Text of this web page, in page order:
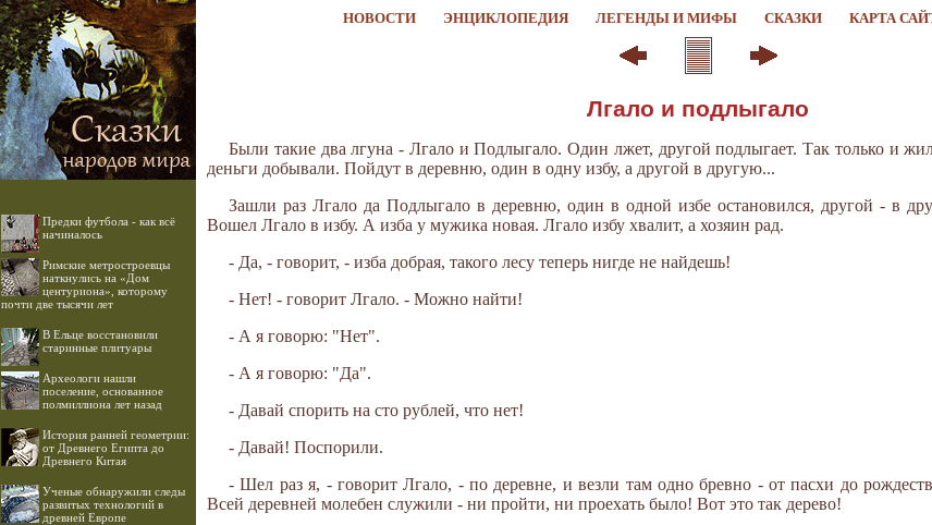
НОВОСТИ ЭНЦИКЛОПЕДИЯ ЛЕГЕНДЫ И МИФЫ СКАЗКИ КАРТА
Предки футбола - как всё
начиналось
Римские метростроевцы
наткнулись на «Дом
центуриона», которому
почти две тысячи лет
В Ельце восстановили
старинные плитуары
Археологи нашли
поселение, основанное
полмиллиона лет назад
История ранней геометрии:
от Древнего Египта до
Древнего Китая
Ученые обнаружили следы
развитых технологий в
древней Европе
Лгало и подлыгало
Были такие два лгуна - Лгало и Подлыгало. Один лжет, другой подлыгает. Так только и
деньги добывали. Пойдут в деревню, один в одну избу, а другой в другую...
Зашли раз Лгало да Подлыгало в деревню, один в одной избе остановился, другой - в
Вошел Лгало в избу. А изба у мужика новая. Лгало избу хвалит, а хозяин рад.
- Да, - говорит, - изба добрая, такого лесу теперь нигде не найдешь!
- Нет! - говорит Лгало. - Можно найти!
- А я говорю: "Нет".
- А я говорю: "Да".
- Давай спорить на сто рублей, что нет!
- Давай! Поспорили.
- Шел раз я, - говорит Лгало, - по деревне, и везли там одно бревно - от пасхи до
Всей деревней молебен служили - ни пройти, ни проехать было! Вот это так дерево!